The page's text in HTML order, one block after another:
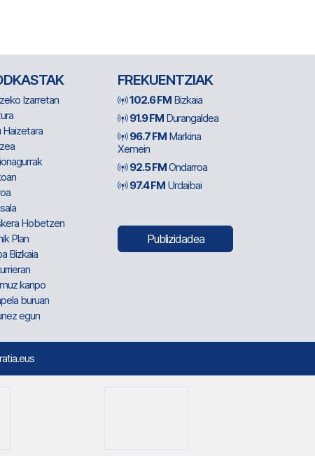
Izarretan
Haizetara
Hobetzen
Plan
Bizkaia
kanpo
buruan
egun
FREKUENTZIAK
102.6 FM Bizkaia
91.9 FM Durangaldea
96.7 FM Markina
Xemein
92.5 FMOndarroa
97.4 FM Urdaibai
Publizidadea